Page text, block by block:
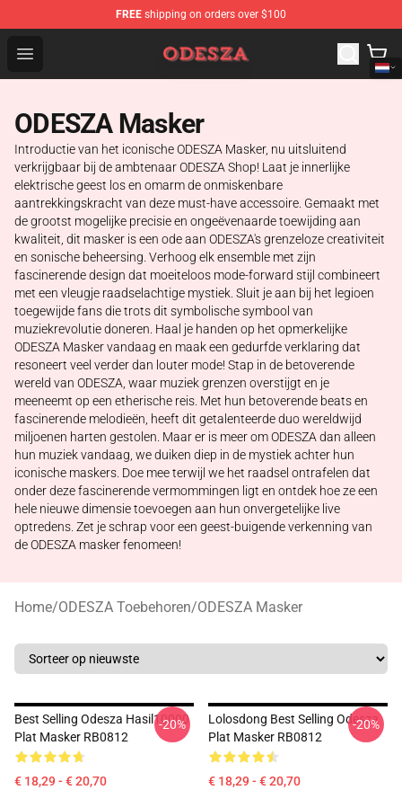
FREE shipping on orders over $100
Open menu
ODESZA Shop - Official ODESZA Merchandise Store
ODESZA Masker
Introductie van het iconische ODESZA Masker, nu uitsluitend
verkrijgbaar bij de ambtenaar ODESZA Shop! Laat je innerlijke
elektrische geest los en omarm de onmiskenbare
aantrekkingskracht van deze must-have accessoire. Gemaakt met
de grootst mogelijke precisie en ongeëvenaarde toewijding aan
kwaliteit, dit masker is een ode aan ODESZA's grenzeloze creativiteit
en sonische beheersing. Verhoog elk ensemble met zijn
fascinerende design dat moeiteloos mode-forward stijl combineert
met een vleugje raadselachtige mystiek. Sluit je aan bij het legioen
toegewijde fans die trots dit symbolische symbool van
muziekrevolutie doneren. Haal je handen op het opmerkelijke
ODESZA Masker vandaag en maak een gedurfde verklaring dat
resoneert veel verder dan louter mode! Stap in de betoverende
wereld van ODESZA, waar muziek grenzen overstijgt en je
meeneemt op een etherische reis. Met hun betoverende beats en
fascinerende melodieën, heeft dit getalenteerde duo wereldwijd
miljoenen harten gestolen. Maar er is meer om ODESZA dan alleen
hun muziek vandaag, we duiken diep in de mystiek achter hun
iconische maskers. Doe mee terwijl we het raadsel ontrafelen dat
onder deze fascinerende vermommingen ligt en ontdek hoe ze een
hele nieuwe dimensie toevoegen aan hun onvergetelijke live
optredens. Zet je schrap voor een geest-buigende verkenning van
de ODESZA masker fenomeen!
Home/ODESZA Toebehoren/ODESZA Masker
Best Selling Odesza Hasil10000
Plat Masker RB0812
€ 18,29 - € 20,70
-20%
Lolosdong Best Selling Odesza
Plat Masker RB0812
€ 18,29 - € 20,70
-20%